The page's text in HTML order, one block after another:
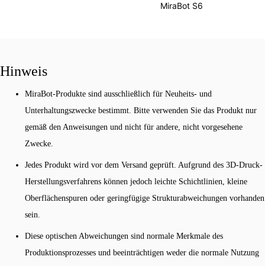
MiraBot S6
Hinweis
MiraBot-Produkte sind ausschließlich für Neuheits- und
Unterhaltungszwecke bestimmt. Bitte verwenden Sie das Produkt nur
gemäß den Anweisungen und nicht für andere, nicht vorgesehene
Zwecke.
Jedes Produkt wird vor dem Versand geprüft. Aufgrund des 3D-Druck-
Herstellungsverfahrens können jedoch leichte Schichtlinien, kleine
Oberflächenspuren oder geringfügige Strukturabweichungen vorhanden
sein.
Diese optischen Abweichungen sind normale Merkmale des
Produktionsprozesses und beeinträchtigen weder die normale Nutzung